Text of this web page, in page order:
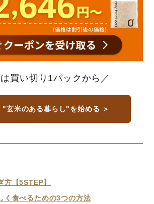
買い切り1パックから／
"玄米のある暮らし"を始める ＞
方【5STEP】
く食べるための3つの方法